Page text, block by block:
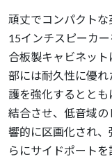
頑丈でコンパクトな
15インチスピーカ
合板製キャビネッ
部には耐久性に優
護を強化するとと
結合させ、低音域
響的に区画化され
らにサイドポート